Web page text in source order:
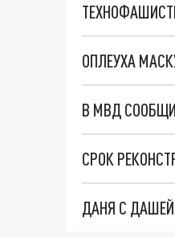
ОПЛЕУХА
В МВД
ДАНЯ С